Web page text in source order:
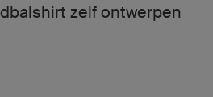
zelf ontwerpen